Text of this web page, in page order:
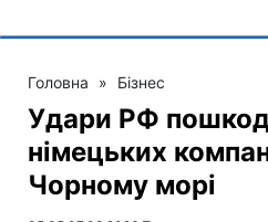
Головна » Бізнес
Удари РФ
німецьких
Чорному морі